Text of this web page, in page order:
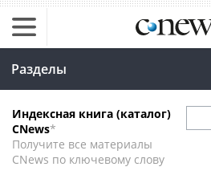
Разделы
Индексная книга (каталог)
CNews*
Получите все материалы
CNews по ключевому слову